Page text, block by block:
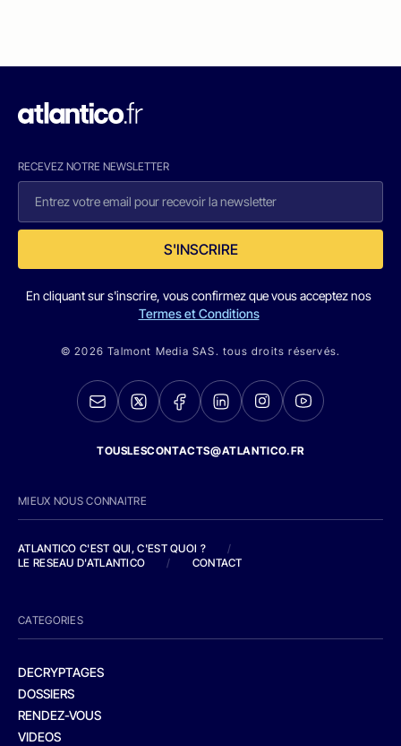
RECEVEZ NOTRE NEWSLETTER
S'INSCRIRE
En cliquant sur s'inscrire, vous confirmez que vous acceptez nos
Termes et Conditions
© 2026 Talmont Media SAS. tous droits réservés.
TOUSLESCONTACTS@ATLANTICO.FR
MIEUX NOUS CONNAITRE
ATLANTICO C'EST QUI, C'EST QUOI ?
/
LE RESEAU D'ATLANTICO
/ CONTACT
CATEGORIES
DECRYPTAGES
DOSSIERS
RENDEZ-VOUS
VIDEOS